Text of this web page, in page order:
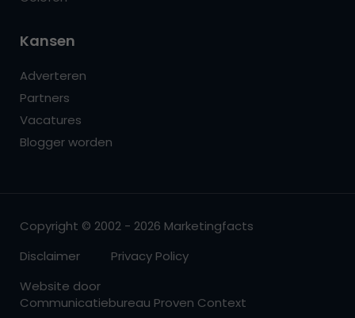
Kansen
Adverteren
Partners
Vacatures
Blogger worden
Copyright © 2002 - 2026 Marketingfacts
Disclaimer
Privacy Policy
Website door
Communicatiebureau Proven Context